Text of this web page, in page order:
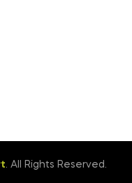
. All Rights Reserved.